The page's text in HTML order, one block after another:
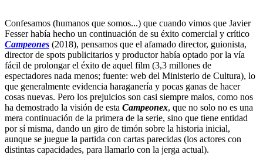
Confesamos (humanos que somos...) que cuando vimos que Javier
Fesser había hecho un continuación de su éxito comercial y crítico
Campeones (2018), pensamos que el afamado director, guionista,
director de spots publicitarios y productor había optado por la vía
fácil de prolongar el éxito de aquel film (3,3 millones de
espectadores nada menos; fuente: web del Ministerio de Cultura), lo
que generalmente evidencia haraganería y pocas ganas de hacer
cosas nuevas. Pero los prejuicios son casi siempre malos, como nos
ha demostrado la visión de esta Campeonex, que no solo no es una
mera continuación de la primera de la serie, sino que tiene entidad
por sí misma, dando un giro de timón sobre la historia inicial,
aunque se juegue la partida con cartas parecidas (los actores con
distintas capacidades, para llamarlo con la jerga actual).